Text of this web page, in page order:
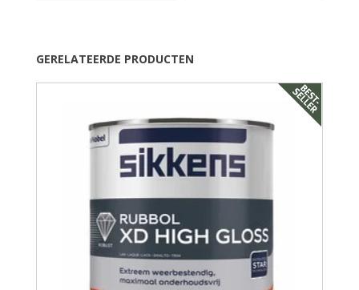
GERELATEERDE PRODUCTEN